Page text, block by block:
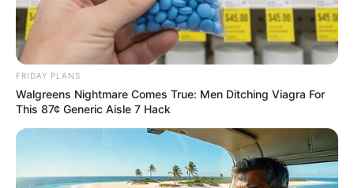
16:31 / 05 Avqust 2026 SİYASƏT
Sosial şəbəkələrdə valideyn nəzarəti
məcburi olacaq
99 0
FRIDAY PLANS
Walgreens Nightmare Comes True: Men Ditching Viagra For
This 87¢ Generic Aisle 7 Hack